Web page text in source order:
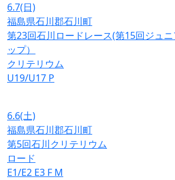
6.7(日)
福島県石川郡石川町
第23回石川ロードレース(第15回ジュ
ップ）
クリテリウム
U19/U17 P
6.6(土)
福島県石川郡石川町
第5回石川クリテリウム
ロード
E1/E2 E3 F M